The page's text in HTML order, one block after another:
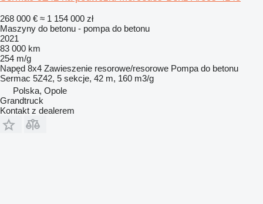
268 000 € ≈ 1 154 000 zł
Maszyny do betonu - pompa do betonu
2021
83 000 km
254 m/g
Napęd 8x4 Zawieszenie resorowe/resorowe Pompa do betonu
Sermac 5Z42, 5 sekcje, 42 m, 160 m3/g
Polska, Opole
Grandtruck
Kontakt z dealerem